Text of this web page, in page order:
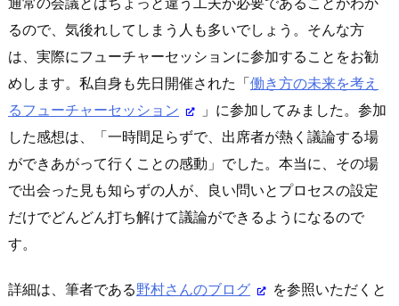
るので、気後れしてしまう人も多いでしょう。そんな方
は、実際にフューチャーセッションに参加することをお勧
めします。私自身も先日開催された「働き方の未来を考え
るフューチャーセッション
」に参加してみました。参加
した感想は、「一時間足らずで、出席者が熱く議論する場
ができあがって行くことの感動」でした。本当に、その場
で出会った見も知らずの人が、良い問いとプロセスの設定
だけでどんどん打ち解けて議論ができるようになるので
す。
詳細は、筆者である野村さんのブログ
を参照いただくと